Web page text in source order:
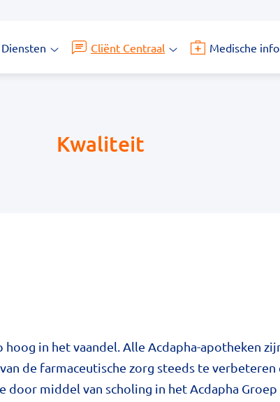
Diensten
submenu
Cliënt Centraal
Centraal
Medische
Kwaliteit
in het vaandel. Alle Acdapha-apotheken
de farmaceutische zorg steeds te verbeteren
door middel van scholing in het Acdapha